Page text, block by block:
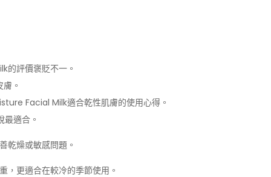
評價褒貶不一。
。
Facial Milk適合乾性肌膚的使用心得。
適合。
乾燥或敏感問題。
，更適合在較冷的季節使用。